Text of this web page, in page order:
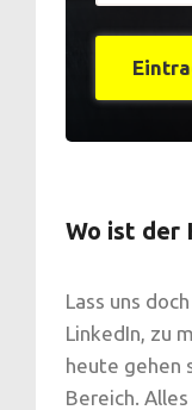
Wo ist der
Lass uns
LinkedIn, zu
heute gehen
Bereich.